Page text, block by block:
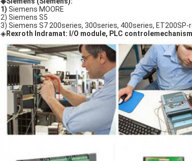
1) Siemens MOORE
2) Siemens S5
3) Siemens S7 200series, 300series, 400series,
◈Rexroth Indramat: I/O module, PLC